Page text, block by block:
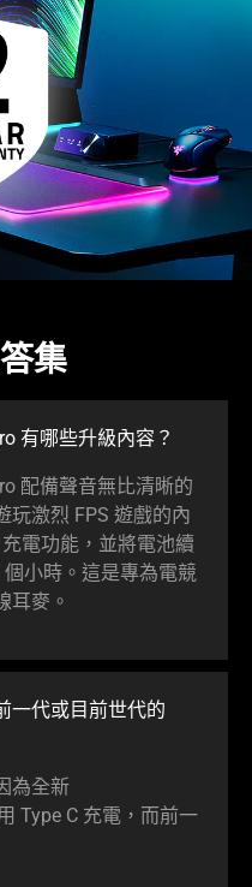
集
有哪些升級內容 ？
配備聲音無比清晰的
玩激烈 FPS 遊戲的內
電功能，並將電池續
小時。這是專為電競
耳麥 。
一代或目前世代的
為全新
Type C 充電，而前一